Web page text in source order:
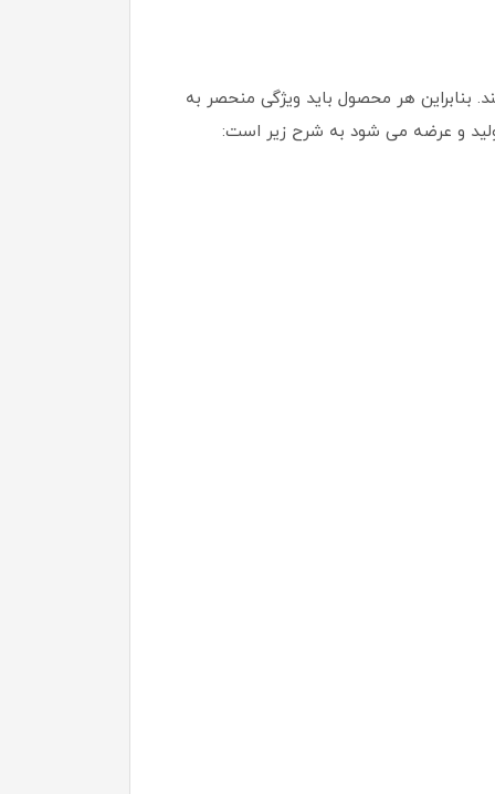
بنابراین هر محصول باید ویژگی منحصر به
و عرضه می شود به شرح زیر است: